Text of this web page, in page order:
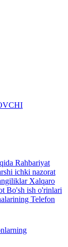
Rahbariyat
ichki nazorat
Xalqaro
Bo'sh ish o'rinlari
Telefon